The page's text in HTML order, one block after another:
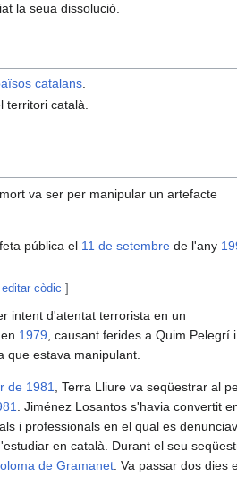
la seua dissolució.
catalans.
territori català.
va ser per manipular un artefacte
pública el 11 de setembre de l'any
editar còdic ]
intent d'atentat terrorista en un
, en 1979 , causant ferides a Quim Pelegrí
que estava manipulant.
de 1981 , Terra Lliure va seqüestrar al
. Jiménez Losantos s'havia convertit
i professionals en el qual es
en català. Durant el seu
de Gramanet . Va passar dos